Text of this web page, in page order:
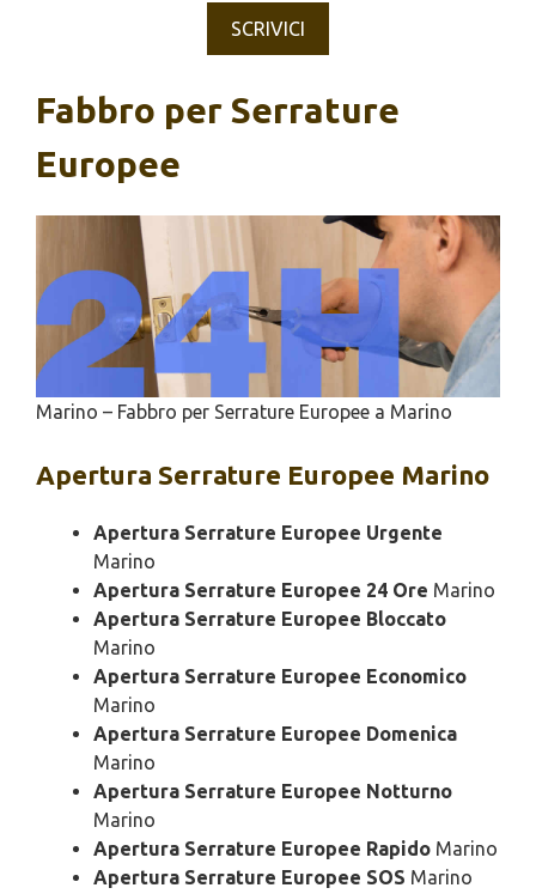
SCRIVICI
Fabbro per Serrature
Europee
Marino – Fabbro per Serrature Europee a Marino
Apertura Serrature Europee Marino
Apertura Serrature Europee Urgente
Marino
Apertura Serrature Europee 24 Ore Marino
Apertura Serrature Europee Bloccato
Marino
Apertura Serrature Europee Economico
Marino
Apertura Serrature Europee Domenica
Marino
Apertura Serrature Europee Notturno
Marino
Apertura Serrature Europee Rapido Marino
Apertura Serrature Europee SOS Marino